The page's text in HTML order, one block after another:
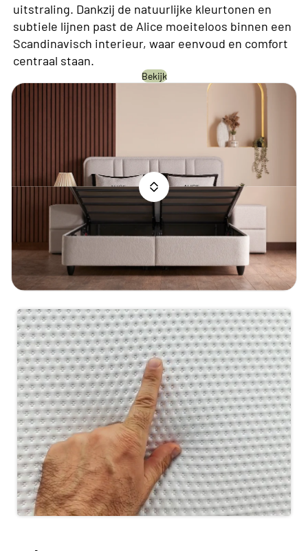
uitstraling. Dankzij de natuurlijke kleurtonen en
subtiele lijnen past de Alice moeiteloos binnen een
Scandinavisch interieur, waar eenvoud en comfort
centraal staan.
Bekijk